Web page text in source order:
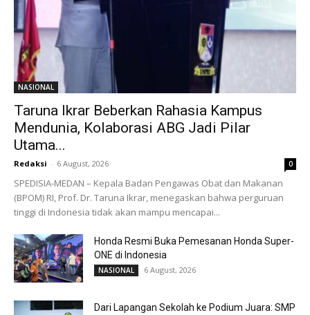
NASIONAL
Taruna Ikrar Beberkan Rahasia Kampus
Mendunia, Kolaborasi ABG Jadi Pilar
Utama...
Redaksi - 6 August, 2026 0
SPEDISIA-MEDAN – Kepala Badan Pengawas Obat dan Makanan
(BPOM) RI, Prof. Dr. Taruna Ikrar, menegaskan bahwa perguruan
tinggi di Indonesia tidak akan mampu mencapai...
Honda Resmi Buka Pemesanan Honda Super-
ONE di Indonesia
NASIONAL 6 August, 2026
Dari Lapangan Sekolah ke Podium Juara: SMP